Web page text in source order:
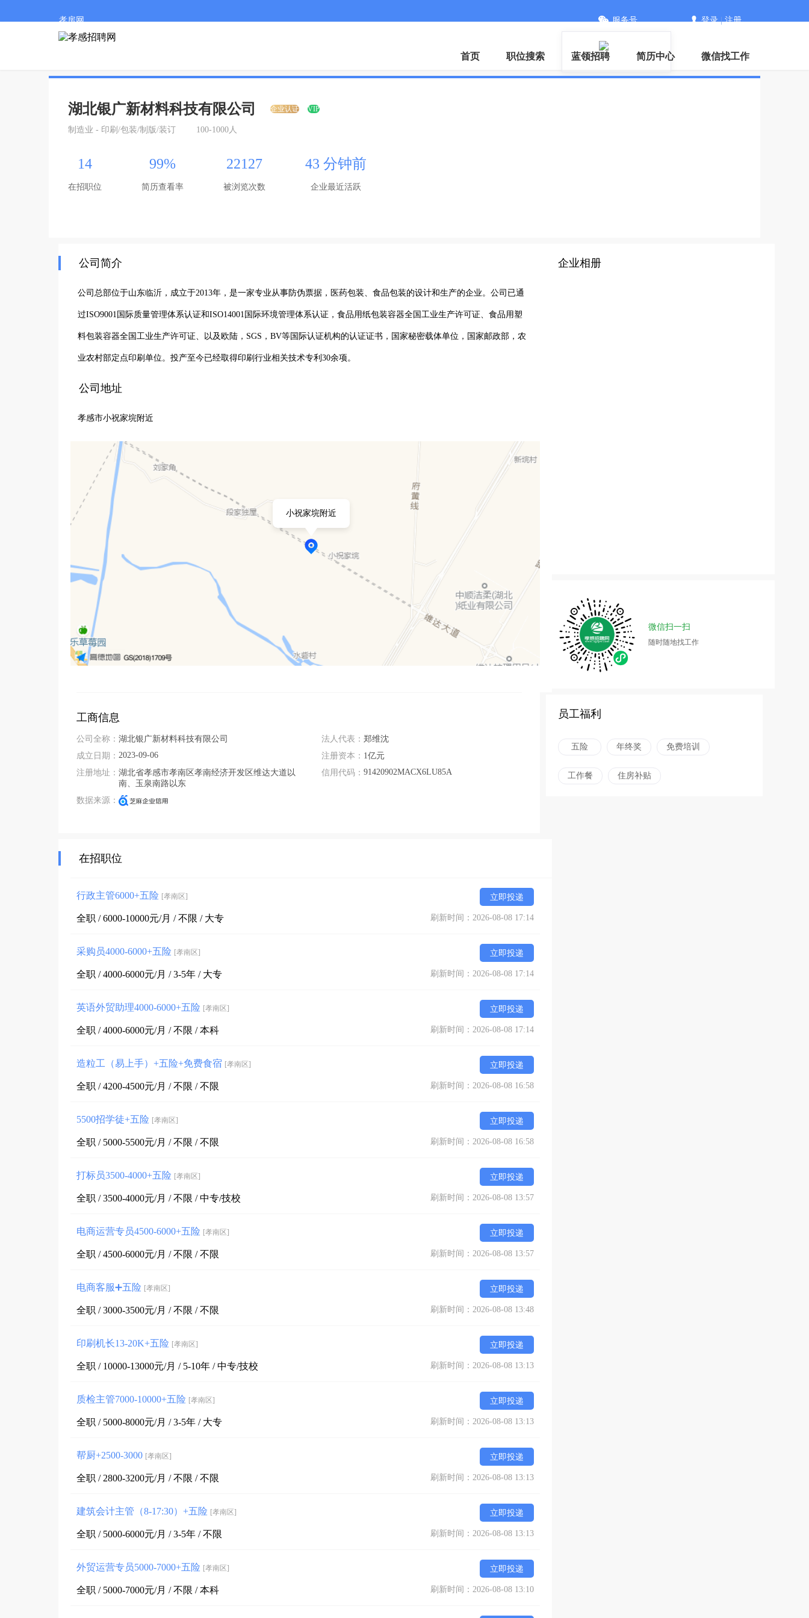
孝房网
微信
服务号 登录|注册
首页 职位搜索 蓝领招聘 简历中心 微信找工作
湖北银广新材料科技有限公司 企业认证 VIP
制造业 - 印刷/包装/制版/装订 100-1000人
14
在招职位
99%
简历查看率
22127
被浏览次数
43 分钟前
企业最近活跃
公司简介
公司总部位于山东临沂，成立于2013年，是一家专业从事防伪票据，医药包装、食品包装的设计和生产的企业。公司已通
过ISO9001国际质量管理体系认证和ISO14001国际环境管理体系认证，食品用纸包装容器全国工业生产许可证、食品用塑
料包装容器全国工业生产许可证、以及欧陆，SGS，BV等国际认证机构的认证证书，国家秘密载体单位，国家邮政部，农
业农村部定点印刷单位。投产至今已经取得印刷行业相关技术专利30余项。
公司地址
孝感市小祝家垸附近
小祝家垸附近
工商信息
公司全称： 湖北银广新材料科技有限公司
成立日期： 2023-09-06
注册地址： 湖北省孝感市孝南区孝南经济开发区维达大道以
南、玉泉南路以东
数据来源：
法人代表： 郑维沈
注册资本： 1亿元
信用代码： 91420902MACX6LU85A
在招职位
行政主管6000+五险 [孝南区] 立即投递
全职 / 6000-10000元/月 / 不限 / 大专 刷新时间：2026-08-08 17:14
采购员4000-6000+五险 [孝南区] 立即投递
全职 / 4000-6000元/月 / 3-5年 / 大专 刷新时间：2026-08-08 17:14
英语外贸助理4000-6000+五险 [孝南区] 立即投递
全职 / 4000-6000元/月 / 不限 / 本科 刷新时间：2026-08-08 17:14
造粒工（易上手）+五险+免费食宿 [孝南区] 立即投递
全职 / 4200-4500元/月 / 不限 / 不限 刷新时间：2026-08-08 16:58
5500招学徒+五险 [孝南区] 立即投递
全职 / 5000-5500元/月 / 不限 / 不限 刷新时间：2026-08-08 16:58
打标员3500-4000+五险 [孝南区] 立即投递
全职 / 3500-4000元/月 / 不限 / 中专/技校 刷新时间：2026-08-08 13:57
电商运营专员4500-6000+五险 [孝南区] 立即投递
全职 / 4500-6000元/月 / 不限 / 不限 刷新时间：2026-08-08 13:57
电商客服➕五险 [孝南区] 立即投递
全职 / 3000-3500元/月 / 不限 / 不限 刷新时间：2026-08-08 13:48
印刷机长13-20K+五险 [孝南区] 立即投递
全职 / 10000-13000元/月 / 5-10年 / 中专/技校 刷新时间：2026-08-08 13:13
质检主管7000-10000+五险 [孝南区] 立即投递
全职 / 5000-8000元/月 / 3-5年 / 大专 刷新时间：2026-08-08 13:13
帮厨+2500-3000 [孝南区] 立即投递
全职 / 2800-3200元/月 / 不限 / 不限 刷新时间：2026-08-08 13:13
建筑会计主管（8-17:30）+五险 [孝南区] 立即投递
全职 / 5000-6000元/月 / 3-5年 / 不限 刷新时间：2026-08-08 13:13
外贸运营专员5000-7000+五险 [孝南区] 立即投递
全职 / 5000-7000元/月 / 不限 / 本科 刷新时间：2026-08-08 13:10
企业相册
微信扫一扫
随时随地找工作
员工福利
五险 年终奖 免费培训
工作餐 住房补贴